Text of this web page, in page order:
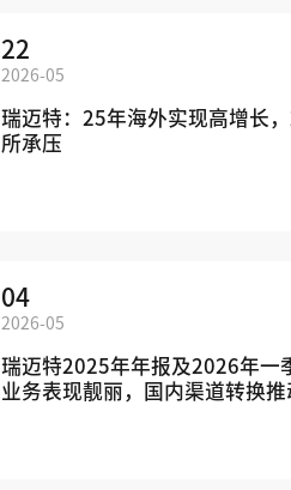
22
2026-05
瑞迈特：25年海外实现高增长
所承压
04
2026-05
瑞迈特2025年年报及2026年一
业务表现靓丽，国内渠道转换